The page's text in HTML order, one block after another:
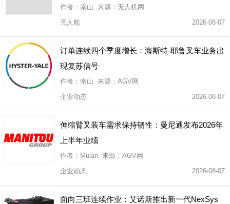
作者：南山 来源：无人机网
无人船
2026-08-07
订单连续四个季度增长：海斯特-耶鲁叉车业务出
现复苏信号
作者：南山 来源：AGV网
企业动态
2026-08-07
伸缩臂叉装车需求保持韧性：曼尼通发布2026年
上半年业绩
作者：Mulan 来源：AGV网
企业动态
2026-08-07
面向三班连续作业：艾诺斯推出新一代NexSys